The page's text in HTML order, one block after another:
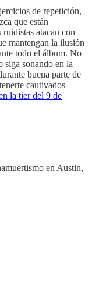
de repetición,
que están
atacan con
mantengan la ilusión
todo el álbum. No
siga sonando en la
buena parte de
cautivados
la tier del 9 de
en Austin,